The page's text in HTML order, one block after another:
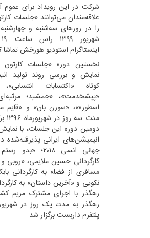
شرکت در این رویداد برای عموم
علاقه‌مندان می‌توانند «جلسات
اینستاگرام استودیو هورخش تماشا
نخستین دوره‌ «جلسات کارتون
نمایش و بررسی روند تولید
کوتاه «اکتسابات
«پیشخدمت»، «جمشید؛
اسطوره»، «سوزن بان» و
مدت
دومین دوره این جلسات، با
انیمیشن‌های ایرانی پذیرفته‌شده
جهانی انسی ۲۰۱۸؛
کارگردانی حسین ملایمی، «روبی
مسافری از فضا» به کارگردانی
نکویی و «آخرین داستان» به
رهگذر با اجرای مشترک مریم
پلتفرم داربست برگزار شد.